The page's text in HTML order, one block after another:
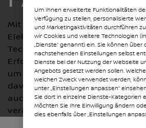
Mit langjähriger Expertise in
Elektrifizierung und
Technologien schreibt Nissan
Erfolgsgeschichten, die
um das Machbare neu zu
davon überzeugt, dass dieser
auch in Zukunft die Welt, wie
verändern wird.
Um Ihnen erweiterte Funktionalitäten
Verfügung zu stellen, personalisierte
und Marketingaktivitäten durchführen
wir Cookies und weitere Technologien
„Dienste“ genannt) ein. Sie können über
nachstehenden Einstellungen selbst
Dienste bei der Nutzung der Webseite
Angebots gesetzt werden sollen.
welchen Zweck verwendet werden,
unter „Einstellungen anpassen“
Sie dort in einzelne Dienste-Kategorien
Möchten Sie Ihre Einwilligung ändern
dies ebenfalls über „Einstellungen